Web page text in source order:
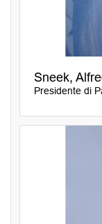
Sneek,
Presidente di